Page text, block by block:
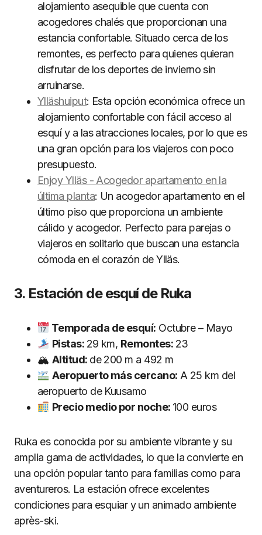
alojamiento asequible que cuenta con
acogedores chalés que proporcionan una
estancia confortable. Situado cerca de los
remontes, es perfecto para quienes quieran
disfrutar de los deportes de invierno sin
arruinarse.
Ylläshuiput: Esta opción económica ofrece un
alojamiento confortable con fácil acceso al
esquí y a las atracciones locales, por lo que es
una gran opción para los viajeros con poco
presupuesto.
Enjoy Ylläs - Acogedor apartamento en la
última planta: Un acogedor apartamento en el
último piso que proporciona un ambiente
cálido y acogedor. Perfecto para parejas o
viajeros en solitario que buscan una estancia
cómoda en el corazón de Ylläs.
3. Estación de esquí de Ruka
Temporada de esquí: Octubre – Mayo
Pistas: 29 km, Remontes: 23
🏔 Altitud: de 200 m a 492 m
Aeropuerto más cercano: A 25 km del
aeropuerto de Kuusamo
Precio medio por noche: 100 euros
Ruka es conocida por su ambiente vibrante y su
amplia gama de actividades, lo que la convierte en
una opción popular tanto para familias como para
aventureros. La estación ofrece excelentes
condiciones para esquiar y un animado ambiente
après-ski.